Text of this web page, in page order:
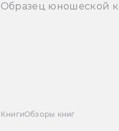
Образец юношеской
КнигиОбзоры книг